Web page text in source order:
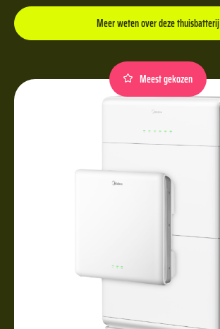
Meer weten over deze thuisbatterij
Meest gekozen